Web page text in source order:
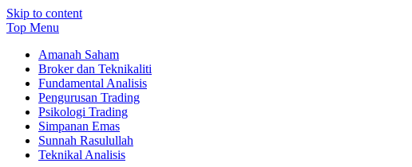
Skip to content
Top Menu
Amanah Saham
Broker dan Teknikaliti
Fundamental Analisis
Pengurusan Trading
Psikologi Trading
Simpanan Emas
Sunnah Rasulullah
Teknikal Analisis